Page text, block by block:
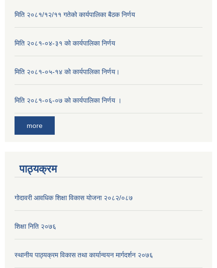
मिति २०८१/१२/११ गतेको कार्यपालिका बैठक निर्णय
मिति २०८१-०४-३१ को कार्यपालिका निर्णय
मिति २०८१-०५-१४ को कार्यपालिका निर्णय।
मिति २०८१-०६-०७ को कार्यपालिका निर्णय ।
more
पाठ्यक्रम
गोदावरी आवधिक शिक्षा विकास योजना २०८२/०८७
शिक्षा निति २०७६
स्थानीय पाठ्यक्रम विकास तथा कार्यान्वयन मार्गदर्शन २०७६